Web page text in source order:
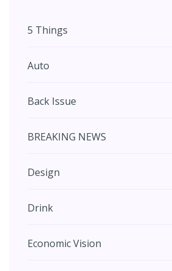
5 Things
Auto
Back Issue
BREAKING NEWS
Design
Drink
Economic Vision